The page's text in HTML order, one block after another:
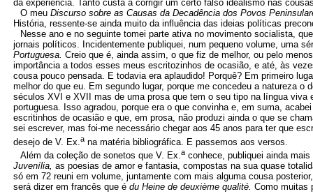
da experiência. Tanto custa a corrigir um certo falso idealismo nas
O meu Discurso sobre as Causas da Decadência dos Povos
História, ressente-se ainda muito da influência das ideias políticas
Nesse ano e no seguinte tomei parte ativa no movimento socialista,
jornais políticos. Incidentemente publiquei, num pequeno volume, uma
Portuguesa. Creio que é, ainda assim, o que fiz de melhor, ou pelo
importância a todos esses meus escritozinhos de ocasião, e até, às
cousa pouco pensada. E todavia era aplaudido! Porquê? Em primeiro
melhor do que eu. Em segundo lugar, porque me concedeu a natureza
séculos XVI e XVII mas de uma prosa que tem o seu tipo na língua
portuguesa. Isso agradou, porque era o que convinha e, em suma,
escritinhos de ocasião e que, em prosa, não produzi ainda o que se
sei escrever, mas foi-me necessário chegar aos 45 anos para ter que
desejo de V. Ex. a na matéria bibliográfica. E passemos aos versos.
Além da coleção de sonetos que V. Ex. a conhece, publiquei ainda
Juvenília, as poesias de amor e fantasia, compostas na sua quase
só em 72 reuni em volume, juntamente com mais alguma cousa
será dizer em francês que é du Heine de deuxième qualité. Como muitas